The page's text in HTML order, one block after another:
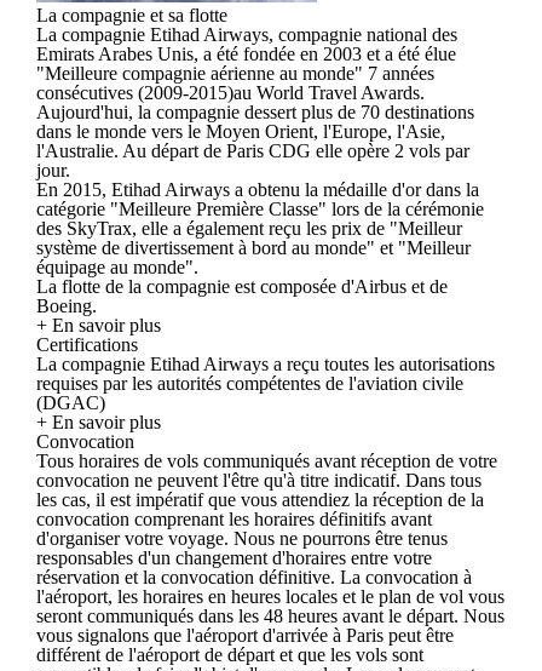
La compagnie et sa flotte
La compagnie Etihad Airways, compagnie national des
Emirats Arabes Unis, a été fondée en 2003 et a été élue
"Meilleure compagnie aérienne au monde" 7 années
consécutives (2009-2015)au World Travel Awards.
Aujourd'hui, la compagnie dessert plus de 70 destinations
dans le monde vers le Moyen Orient, l'Europe, l'Asie,
l'Australie. Au départ de Paris CDG elle opère 2 vols par
jour.
En 2015, Etihad Airways a obtenu la médaille d'or dans la
catégorie "Meilleure Première Classe" lors de la cérémonie
des SkyTrax, elle a également reçu les prix de "Meilleur
système de divertissement à bord au monde" et "Meilleur
équipage au monde".
La flotte de la compagnie est composée d'Airbus et de
Boeing.
+ En savoir plus
Certifications
La compagnie Etihad Airways a reçu toutes les autorisations
requises par les autorités compétentes de l'aviation civile
(DGAC)
+ En savoir plus
Convocation
Tous horaires de vols communiqués avant réception de votre
convocation ne peuvent l'être qu'à titre indicatif. Dans tous
les cas, il est impératif que vous attendiez la réception de la
convocation comprenant les horaires définitifs avant
d'organiser votre voyage. Nous ne pourrons être tenus
responsables d'un changement d'horaires entre votre
réservation et la convocation définitive. La convocation à
l'aéroport, les horaires en heures locales et le plan de vol vous
seront communiqués dans les 48 heures avant le départ. Nous
vous signalons que l'aéroport d'arrivée à Paris peut être
différent de l'aéroport de départ et que les vols sont